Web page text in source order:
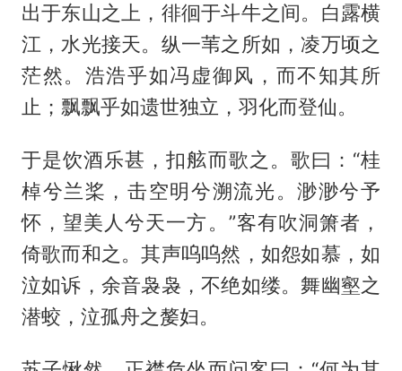
出于东山之上，徘徊于斗牛之间。白露横
江，水光接天。纵一苇之所如，凌万顷之
茫然。浩浩乎如冯虚御风，而不知其所
止；飘飘乎如遗世独立，羽化而登仙。
于是饮酒乐甚，扣舷而歌之。歌曰：“桂
棹兮兰桨，击空明兮溯流光。渺渺兮予
怀，望美人兮天一方。”客有吹洞箫者，
倚歌而和之。其声呜呜然，如怨如慕，如
泣如诉，余音袅袅，不绝如缕。舞幽壑之
潜蛟，泣孤舟之嫠妇。